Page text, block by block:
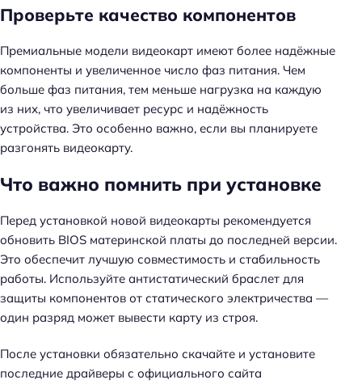
Проверьте качество компонентов
Премиальные модели видеокарт имеют более надёжные
компоненты и увеличенное число фаз питания. Чем
больше фаз питания, тем меньше нагрузка на каждую
из них, что увеличивает ресурс и надёжность
устройства. Это особенно важно, если вы планируете
разгонять видеокарту.
Что важно помнить при установке
Перед установкой новой видеокарты рекомендуется
обновить BIOS материнской платы до последней версии.
Это обеспечит лучшую совместимость и стабильность
работы. Используйте антистатический браслет для
защиты компонентов от статического электричества —
один разряд может вывести карту из строя.
После установки обязательно скачайте и установите
последние драйверы с официального сайта